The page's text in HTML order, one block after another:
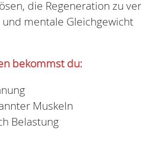
die Regeneration zu
mentale Gleichgewicht
bekommst du:
Muskeln
Belastung